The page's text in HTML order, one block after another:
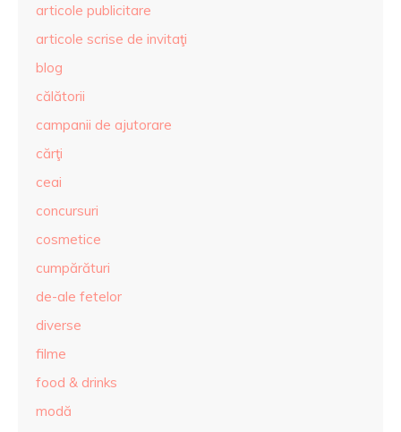
articole publicitare
articole scrise de invitaţi
blog
călătorii
campanii de ajutorare
cărţi
ceai
concursuri
cosmetice
cumpărături
de-ale fetelor
diverse
filme
food & drinks
modă